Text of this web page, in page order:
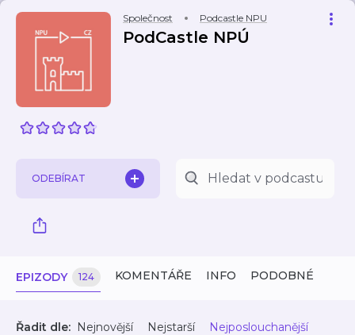
Společnost Podcastle NPU
PodCastle NPÚ
ODEBÍRAT
EPIZODY 124 KOMENTÁŘE INFO PODOBNÉ
Řadit dle: Nejnovější Nejstarší Nejposlouchanější